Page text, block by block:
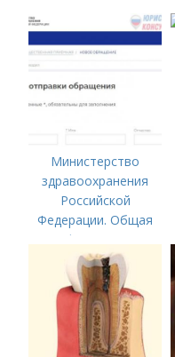
Министерство
здравоохранения
Российской
Федерации. Общая
информация о
Министерстве
здравоохранения
Российской
Федерации